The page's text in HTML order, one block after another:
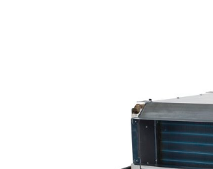
Чиллеры и фанкойлы
Очистители воздуха